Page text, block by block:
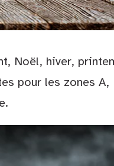
Noël, hiver,
pour les zones A,